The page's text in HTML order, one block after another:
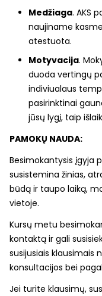
Medžiaga. AKS
naujiname
atestuota.
Motyvacija.
duoda vertingų
indiviualaus
pasirinktinai
jūsų lygį, taip
PAMOKŲ NAUDA:
Besimokantysis įgyja
susistemina žinias,
būdą ir taupo laiką,
vietoje.
Kursų metu
kontaktą ir gali
susijusiais klausimais
konsultacijos bei
Jei turite klausimų,